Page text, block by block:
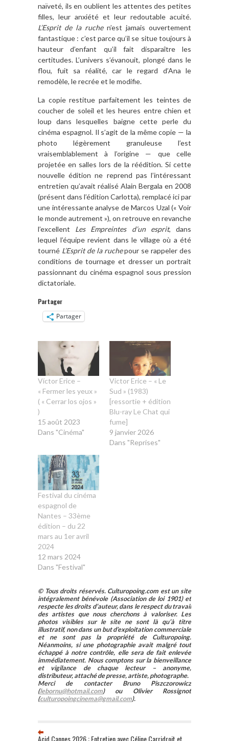
naïveté, ils en oublient les attentes des petites
filles, leur anxiété et leur redoutable acuité.
L’Esprit de la ruchen’est jamais ouvertement
fantastique : c’est parce qu’il se situe toujours à
hauteur d’enfant qu’il fait disparaître les
certitudes. L’univers s’évanouit, plongé dans le
flou, fuit sa réalité, car le regard d’Ana le
remodèle, le recrée et le modifie.
La copie restitue parfaitement les teintes de
coucher de soleil et les heures entre chien et
loup dans lesquelles baigne cette perle du
cinéma espagnol. Il s’agit de la même copie — la
photo légèrement granuleuse l’est
vraisemblablement à l’origine — que celle
projetée en salles lors de la réédition. Si cette
nouvelle édition ne reprend pas l’intéressant
entretien qu’avait réalisé Alain Bergala en 2008
(présent dans l’édition Carlotta), remplacé ici par
une intéressante analyse de Marcos Uzal (« Voir
le monde autrement »), on retrouve en revanche
l’excellent Les Empreintes d’un esprit, dans
lequel l’équipe revient dans le village où a été
tourné L’Esprit de la ruchepour se rappeler des
conditions de tournage et dresser un portrait
passionnant du cinéma espagnol sous pression
dictatoriale.
Partager
Partager
Víctor Erice –
« Fermer les yeux »
( « Cerrar los ojos »
)
15 août 2023
Dans "Cinéma"
Victor Erice – « Le
Sud » (1983)
[ressortie + édition
Blu-ray Le Chat qui
fume]
9 janvier 2026
Dans "Reprises"
Festival du cinéma
espagnol de
Nantes – 33ème
édition – du 22
mars au 1er avril
2024
12 mars 2024
Dans "Festival"
© Tous droits réservés. Culturopoing.com est un site
intégralement bénévole (Association de loi 1901) et
respecte les droits d’auteur, dans le respect du travail
des artistes que nous cherchons à valoriser. Les
photos visibles sur le site ne sont là qu’à titre
illustratif, non dans un but d’exploitation commerciale
et ne sont pas la propriété de Culturopoing.
Néanmoins, si une photographie avait malgré tout
échappé à notre contrôle, elle sera de fait enlevée
immédiatement. Nous comptons sur la bienveillance
et vigilance de chaque lecteur – anonyme,
distributeur, attaché de presse, artiste, photographe.
Merci de contacter Bruno Piszczorowicz
(lebornu@hotmail.com) ou Olivier Rossignot
(culturopoingcinema@gmail.com).
Acid Cannes 2026 : Entretien avec Céline Carridroit et